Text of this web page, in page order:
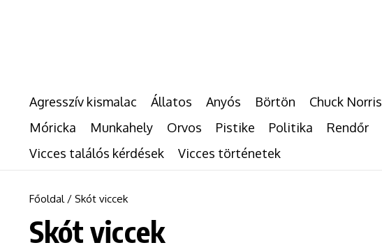
Agresszív kismalac Állatos Anyós Börtön Chuck Norris
Móricka
Munkahely Orvos Pistike Politika Rendőr
Vicces találós kérdések
Vicces történetek
Főoldal/ Skót viccek
Skót viccek